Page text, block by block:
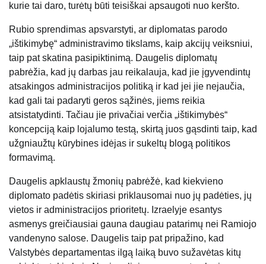
kurie tai daro, turėtų būti teisiškai apsaugoti nuo keršto.
Rubio sprendimas apsvarstyti, ar diplomatas parodo
„ištikimybę“ administravimo tikslams, kaip akcijų veiksniui,
taip pat skatina pasipiktinimą. Daugelis diplomatų
pabrėžia, kad jų darbas jau reikalauja, kad jie įgyvendintų
atsakingos administracijos politiką ir kad jei jie nejaučia,
kad gali tai padaryti geros sąžinės, jiems reikia
atsistatydinti. Tačiau jie privačiai verčia „ištikimybės“
koncepciją kaip lojalumo testą, skirtą juos gąsdinti taip, kad
užgniaužtų kūrybines idėjas ir sukeltų blogą politikos
formavimą.
Daugelis apklaustų žmonių pabrėžė, kad kiekvieno
diplomato padėtis skiriasi priklausomai nuo jų padėties, jų
vietos ir administracijos prioritetų. Izraelyje esantys
asmenys greičiausiai gauna daugiau patarimų nei Ramiojo
vandenyno salose. Daugelis taip pat pripažino, kad
Valstybės departamentas ilgą laiką buvo sužavėtas kitų